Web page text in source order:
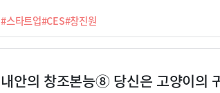
#스타트업#CES#창진원